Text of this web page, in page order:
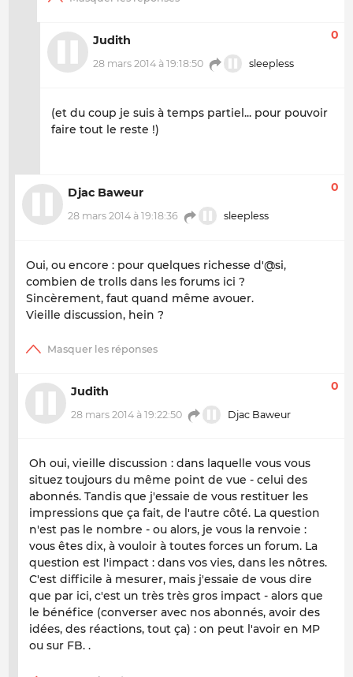
Judith
28 mars 2014 à 19:18:50 sleepless
0
(et du coup je suis à temps partiel... pour pouvoir
faire tout le reste !)
Djac Baweur
28 mars 2014 à 19:18:36 sleepless
0
Oui, ou encore : pour quelques richesse d'@si,
combien de trolls dans les forums ici ?
Sincèrement, faut quand même avouer.
Vieille discussion, hein ?
Judith
28 mars 2014 à 19:22:50 Djac Baweur
0
Oh oui, vieille discussion : dans laquelle vous vous
situez toujours du même point de vue - celui des
abonnés. Tandis que j'essaie de vous restituer les
impressions que ça fait, de l'autre côté. La question
n'est pas le nombre - ou alors, je vous la renvoie :
vous êtes dix, à vouloir à toutes forces un forum. La
question est l'impact : dans vos vies, dans les nôtres.
C'est difficile à mesurer, mais j'essaie de vous dire
que par ici, c'est un très très gros impact - alors que
le bénéfice (converser avec nos abonnés, avoir des
idées, des réactions, tout ça) : on peut l'avoir en MP
ou sur FB. .